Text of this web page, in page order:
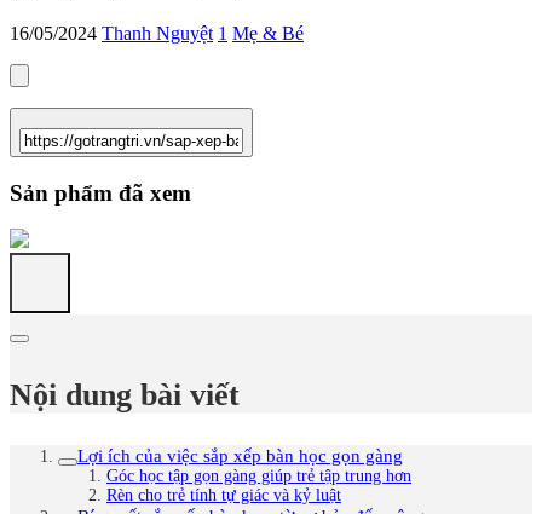
16/05/2024 Thanh Nguyệt 1 Mẹ & Bé
Sản phẩm đã xem
Nội dung bài viết
Lợi ích của việc sắp xếp bàn học gọn gàng
Góc học tập gọn gàng giúp trẻ tập trung hơn
Rèn cho trẻ tính tự giác và kỷ luật